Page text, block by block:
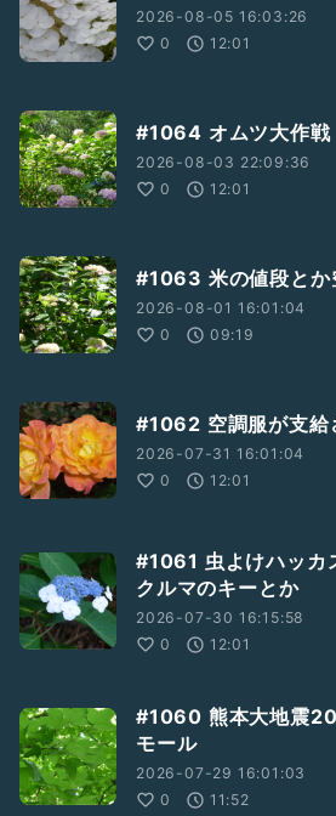
2026-08-05 16:03:26
0
12:01
#1064 オムツ大作戦
2026-08-03 22:09:36
0
12:01
#1063 米の値段とか
2026-08-01 16:01:04
0
09:19
#1062 空調服が支給
2026-07-31 16:01:04
0
12:01
#1061 虫よけハッカ
クルマのキーとか
2026-07-30 16:15:58
0
12:01
#1060 熊本大地震
モール
2026-07-29 16:01:03
0
11:52